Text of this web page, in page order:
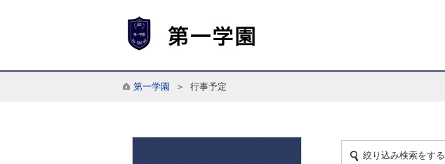
第一学園 ＞ 行事予定
絞り込み検索をする